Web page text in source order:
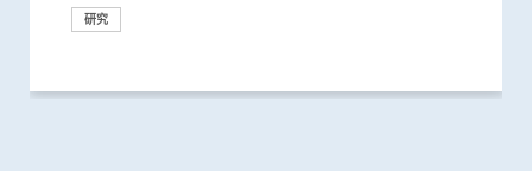
研究
研究
研究
研究
研究
研究
研究
研究
研究
研究
研究
研究
研究
研究
研究
研究
研究
研究
研究
健康推广计划
研究
研究
研究
研究
研究
国际合作
研究
研究
研究
研究
研究
研究
研究
研究
临床服务
研究
研讨会
研究
研究
研讨会
研讨会
研究
研究
研讨会